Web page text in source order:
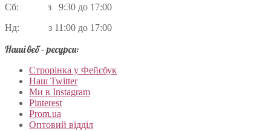
Сб: з 9:30 до 17:00
Нд: з 11:00 до 17:00
Наші веб – ресурси:
Строрінка у Фейсбук
Наш Twitter
Ми в Instagram
Pinterest
Prom.ua
Оптовий відділ